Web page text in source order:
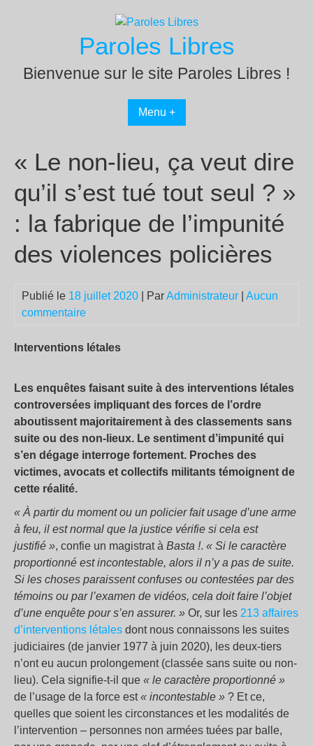
Paroles Libres
Bienvenue sur le site Paroles Libres !
Menu +
« Le non-lieu, ça veut dire
qu’il s’est tué tout seul ? »
: la fabrique de l’impunité
des violences policières
Publié le 18 juillet 2020 | ParAdministrateur
Aucun
commentaire
Interventions létales
Les enquêtes faisant suite à des interventions létales
controversées impliquant des forces de l’ordre
aboutissent majoritairement à des classements sans
suite ou des non-lieux. Le sentiment d’impunité qui
s’en dégage interroge fortement. Proches des
victimes, avocats et collectifs militants témoignent de
cette réalité.
« À partir du moment ou un policier fait usage d’une arme
à feu, il est normal que la justice vérifie si cela est
justifié », confie un magistrat à Basta !. « Si le caractère
proportionné est incontestable, alors il n’y a pas de suite.
Si les choses paraissent confuses ou contestées par des
témoins ou par l’examen de vidéos, cela doit faire l’objet
d’une enquête pour s’en assurer. » Or, sur les 213 affaires
d’interventions létales dont nous connaissons les suites
judiciaires (de janvier 1977 à juin 2020), les deux-tiers
n’ont eu aucun prolongement (classée sans suite ou non-
lieu). Cela signifie-t-il que « le caractère proportionné »
de l’usage de la force est« incontestable » ? Et ce,
quelles que soient les circonstances et les modalités de
l’intervention – personnes non armées tuées par balle,